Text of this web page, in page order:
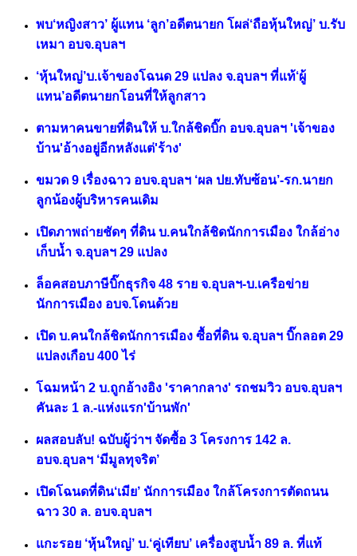
พบ‘หญิงสาว’ ผู้แทน ‘ลูก’อดีตนายก โผล่‘ถือหุ้นใหญ่’ บ.รับ
เหมา อบจ.อุบลฯ
‘หุ้นใหญ่’บ.เจ้าของโฉนด 29 แปลง จ.อุบลฯ ที่แท้‘ผู้
แทน’อดีตนายกโอนที่ให้ลูกสาว
ตามหาคนขายที่ดินให้ บ.ใกล้ชิดบิ๊ก อบจ.อุบลฯ 'เจ้าของ
บ้าน'อ้างอยู่อีกหลังแต่'ร้าง'
ขมวด 9 เรื่องฉาว อบจ.อุบลฯ ‘ผล ปย.ทับซ้อน’-รก.นายก
ลูกน้องผู้บริหารคนเดิม
เปิดภาพถ่ายชัดๆ ที่ดิน บ.คนใกล้ชิดนักการเมือง ใกล้อ่าง
เก็บน้ำ จ.อุบลฯ 29 แปลง
ล็อคสอบภาษีบิ๊กธุรกิจ 48 ราย จ.อุบลฯ-บ.เครือข่าย
นักการเมือง อบจ.โดนด้วย
เปิด บ.คนใกล้ชิดนักการเมือง ซื้อที่ดิน จ.อุบลฯ บิ๊กลอต 29
แปลงเกือบ 400 ไร่
โฉมหน้า 2 บ.ถูกอ้างอิง 'ราคากลาง' รถชมวิว อบจ.อุบลฯ
คันละ 1 ล.-แห่งแรก'บ้านพัก'
ผลสอบลับ! ฉบับผู้ว่าฯ จัดซื้อ 3 โครงการ 142 ล.
อบจ.อุบลฯ ‘มีมูลทุจริต’
เปิดโฉนดที่ดิน‘เมีย’ นักการเมือง ใกล้โครงการตัดถนน
ฉาว 30 ล. อบจ.อุบลฯ
แกะรอย ‘หุ้นใหญ่’ บ.‘คู่เทียบ’ เครื่องสูบน้ำ 89 ล. ที่แท้